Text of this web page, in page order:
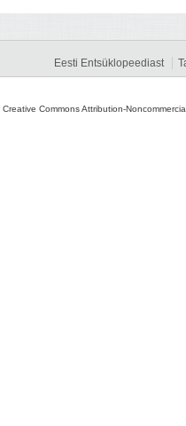
Eesti Entsüklopeediast
Commons Attribution-